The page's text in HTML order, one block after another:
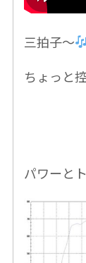
三拍子〜
ちょっと
パワーと